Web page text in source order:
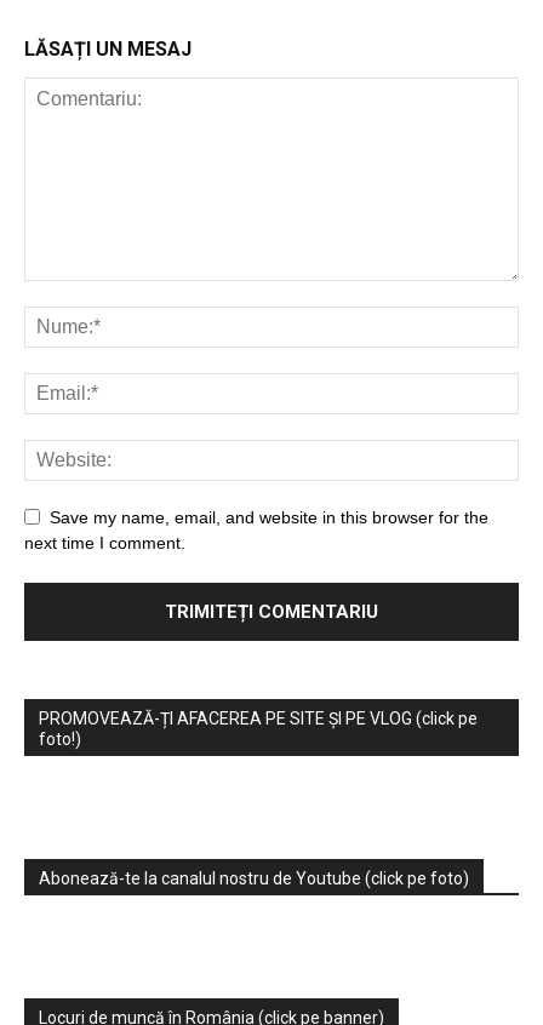
LĂSAȚI UN MESAJ
Save my name, email, and website in this browser for the
next time I comment.
PROMOVEAZĂ-ȚI AFACEREA PE SITE ȘI PE VLOG (click pe
foto!)
Abonează-te la canalul nostru de Youtube (click pe foto)
Locuri de muncă în România (click pe banner)